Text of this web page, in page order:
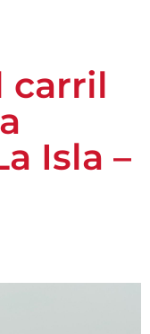
carril
Isla –